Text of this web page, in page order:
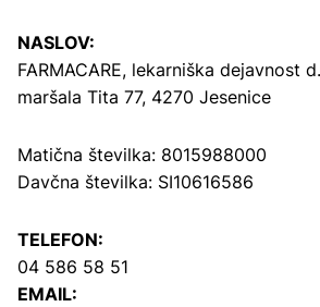
NASLOV:
FARMACARE, lekarniška dejavnost
maršala Tita 77, 4270 Jesenice
Matična številka: 8015988000
Davčna številka: SI10616586
TELEFON:
04 586 58 51
EMAIL: